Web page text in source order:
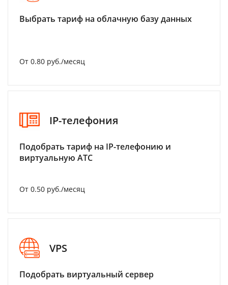
Выбрать тариф на облачную базу данных
От 0.80 руб./месяц
IP-телефония
Подобрать тариф на IP-телефонию и
виртуальную АТС
От 0.50 руб./месяц
VPS
Подобрать виртуальный сервер